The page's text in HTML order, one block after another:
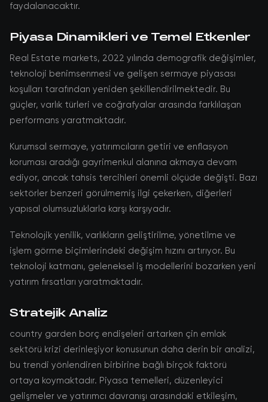
faydalanacaktır.
Piyasa Dinamikleri ve Temel Etkenler
Real Estate markets, 2022 yılında demografik değişimler,
teknoloji benimsenmesi ve gelişen sermaye piyasası
koşulları tarafından yeniden şekillendirilmektedir. Bu
güçler, varlık türleri ve coğrafyalar arasında farklılaşan
performans yaratmaktadır.
Kurumsal sermaye, yatırımcıların getiri ve enflasyon
koruması aradığı gayrimenkul alanına akmaya devam
ediyor, ancak tahsis tercihleri önemli ölçüde değişti. Bazı
sektörler benzeri görülmemiş ilgi çekerken, diğerleri
yapısal olumsuzluklarla karşı karşıyadır.
Teknolojik yenilik, varlıkların geliştirilme, yönetilme ve
işlem görme biçimlerindeki değişim hızını artırıyor. Bu
teknoloji katmanı, geleneksel iş modellerini bozarken yeni
yatırım fırsatları yaratmaktadır.
Stratejik Analiz
country garden borç endişeleri artarken çin emlak
sektörü krizi derinleşiyor konusunun daha derin bir analizi,
bu trendi yönlendiren birbirine bağlı birçok faktörü
ortaya koymaktadır. Piyasa temelleri, düzenleyici
gelişmeler ve yatırımcı davranışı arasındaki etkileşim,